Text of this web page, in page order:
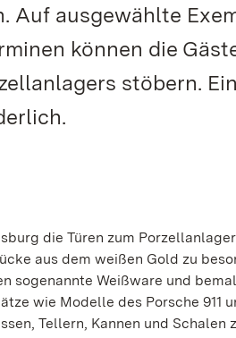
Auf ausgewählte
können die
stöbern.
die Türen zum
aus dem weißen Gold zu
sogenannte Weißware und
wie Modelle des Porsche 911
Tellern, Kannen und Schalen